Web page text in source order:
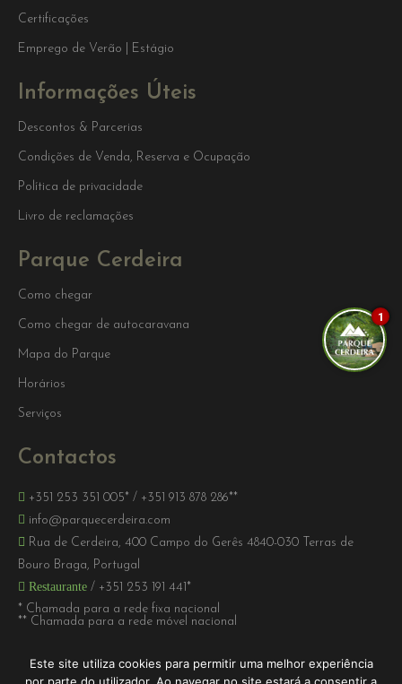
Certificações
Emprego de Verão | Estágio
Informações Úteis
Descontos & Parcerias
Condições de Venda, Reserva e Ocupação
Política de privacidade
Livro de reclamações
Parque Cerdeira
Como chegar
Como chegar de autocaravana
Mapa do Parque
Horários
Serviços
Contactos
+351 253 351 005* / +351 913 878 286**
info@parquecerdeira.com
Rua de Cerdeira, 400 Campo do Gerês 4840-030 Terras de
Bouro Braga, Portugal
Restaurante / +351 253 191 441*
* Chamada para a rede fixa nacional
** Chamada para a rede móvel nacional
Este site utiliza cookies para permitir uma melhor experiência
1